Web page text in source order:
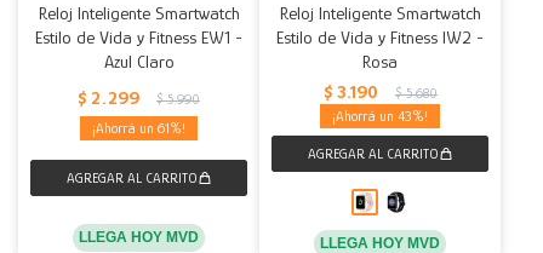
Reloj Inteligente Smartwatch
Estilo de Vida y Fitness EW1 -
Azul Claro
$ 2.299 $ 5.990
61
LLEGA HOY MVD
Reloj Inteligente Smartwatch
Estilo de Vida y Fitness IW2 -
Rosa
$ 3.190 $ 5.680
43
LLEGA HOY MVD